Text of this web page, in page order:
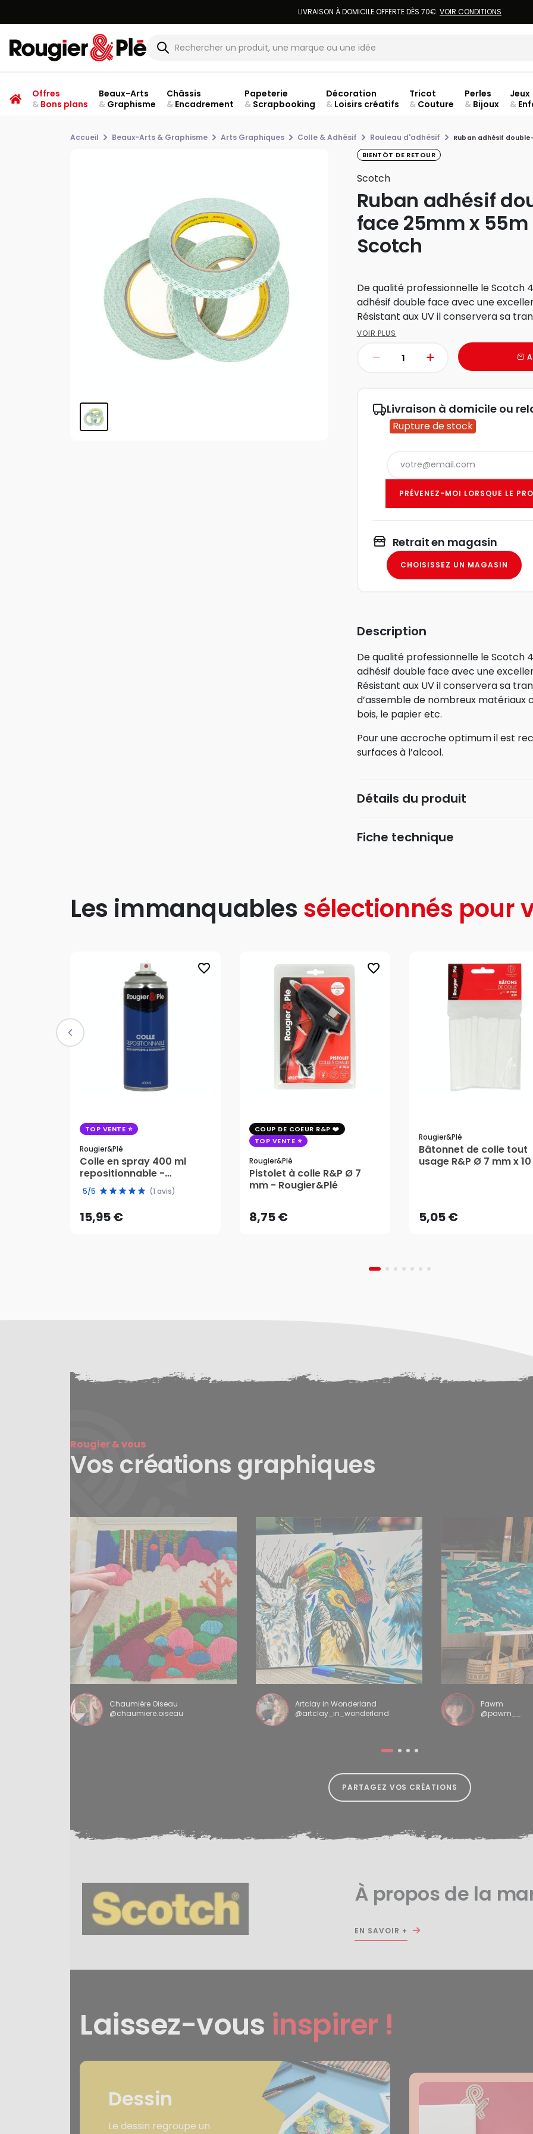
LIVRAISON À DOMICILE OFFERTE DÈS 70€. VOIR CONDITIONS
Offres
&Bons plans
Beaux-Arts
&Graphisme
Châssis
&Encadrement
Papeterie
&Scrapbooking
Décoration
&Loisirs créatifs
Tricot
& Couture
Perles
& Bijoux
Jeux
&
Accueil Beaux-Arts & Graphisme Arts Graphiques Colle & Adhésif Rouleau d'adhésif Ruban adhésif
BIENTÔT DE RETOUR
Scotch
Ruban adhésif
face 25mm x
Scotch
De qualité professionnelle le Scotch
adhésif double face avec une
Résistant aux UV il conservera sa
VOIR PLUS
Livraison à domicile ou
Rupture de stock
PRÉVENEZ-MOI LORSQUE LE
Retrait en magasin
CHOISISSEZ UN MAGASIN
Description
De qualité professionnelle le Scotch
adhésif double face avec une
Résistant aux UV il conservera sa
d’assemble de nombreux matériaux
bois, le papier etc.
Pour une accroche optimum il est
surfaces à l’alcool.
Détails du produit
Fiche technique
Les immanquables sélectionnés pour
favorite_border
TOP VENTE
Rougier&plé
Colle en spray 400 ml
repositionnable -
Rougier&Plé
5/5 (1 avis)
15,95 €
15,95 €
AJOUTER AU PANIER
favorite_border
COUP DE COEUR R&P
TOP VENTE
Rougier&plé
Pistolet à colle R&P Ø 7
mm - Rougier&Plé
8,75 €
8,75 €
AJOUTER AU PANIER
Rougier&plé
Bâtonnet de colle tout
usage R&P Ø 7 mm x 10
5,05 €AJOUTER AU PANIER
Rougier & vous
Vos créations graphiques
Chaumière Oiseau
@chaumiere.oiseau
Artclay in Wonderland
@artclay_in_wonderland
Pawm
@pawm__
PARTAGEZ VOS CRÉATIONS
À propos de la
EN SAVOIR +
Laissez-vous inspirer !
Dessin
Le dessin regroupe un